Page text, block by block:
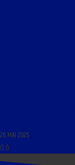
26 MAI 2025